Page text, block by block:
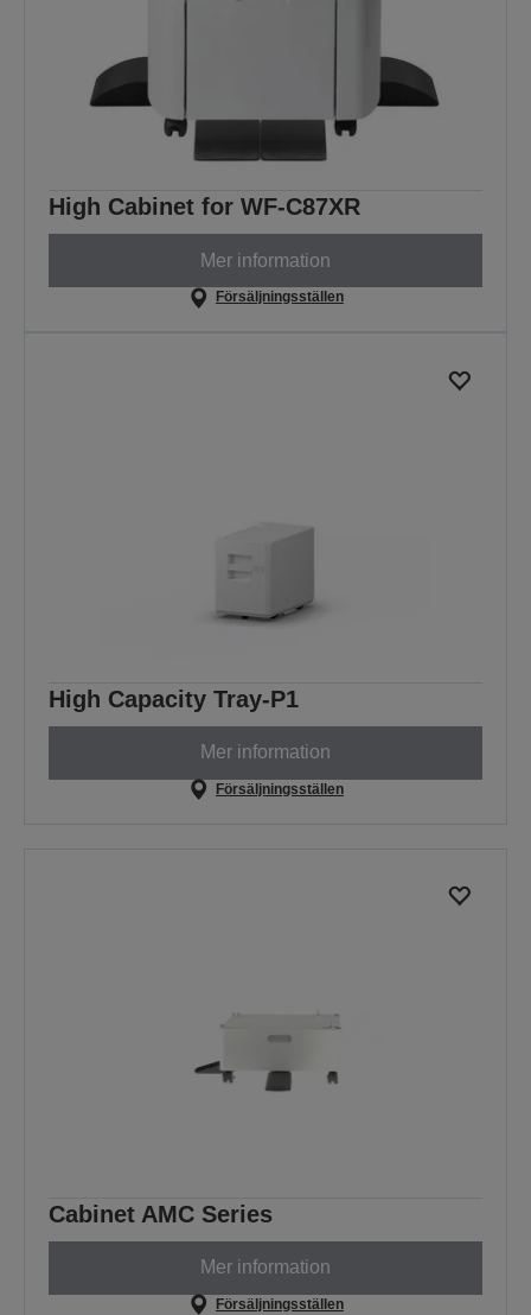
High Cabinet for WF-C87XR
Mer information
Försäljningsställen
High Capacity Tray-P1
Mer information
Försäljningsställen
Cabinet AMC Series
Mer information
Försäljningsställen